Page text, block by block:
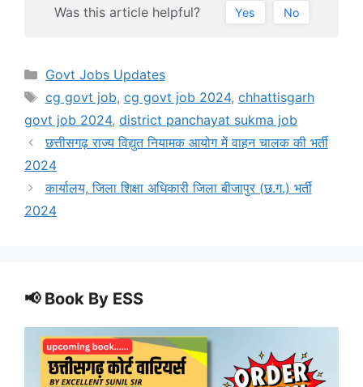
Was this article helpful? Yes No
Categories
Govt Jobs Updates
Tags
cg govt job, cg govt job 2024, chhattisgarh
govt job 2024, district panchayat sukma job
छत्तीसगढ़ राज्य विद्युत नियामक आयोग में वाहन चालक की भर्ती
2024
कार्यालय, जिला शिक्षा अधिकारी जिला बीजापुर (छ.ग.) भर्ती
2024
📢 Book By ESS